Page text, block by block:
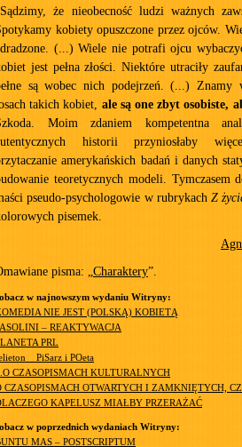
że nieobecność ludzi ważnych
kobiety opuszczone przez ojców.
(...) Wiele nie potrafi ojcu
jest pełna złości. Niektóre utraciły
są wobec nich podejrzeń. (...) Znamy
takich kobiet, ale są one zbyt osobiste,
Moim zdaniem kompetentna
historii przyniosłaby
amerykańskich badań i danych
teoretycznych modeli. Tymczasem
pseudo-psychologowie w rubrykach Z
pisemek.
pisma: „Charaktery”.
w najnowszym wydaniu Witryny:
NIE JEST (POLSKĄ) KOBIETĄ
– REAKTYWACJA
PRL
i POeta
...O CZASOPISMACH KULTURALNYCH
CZASOPISMACH OTWARTYCH I ZAMKNIĘTYCH,
KAPELUSZ MIAŁBY PRZERAŻAĆ
w poprzednich wydaniach Witryny:
MAS – POSTSCRIPTUM